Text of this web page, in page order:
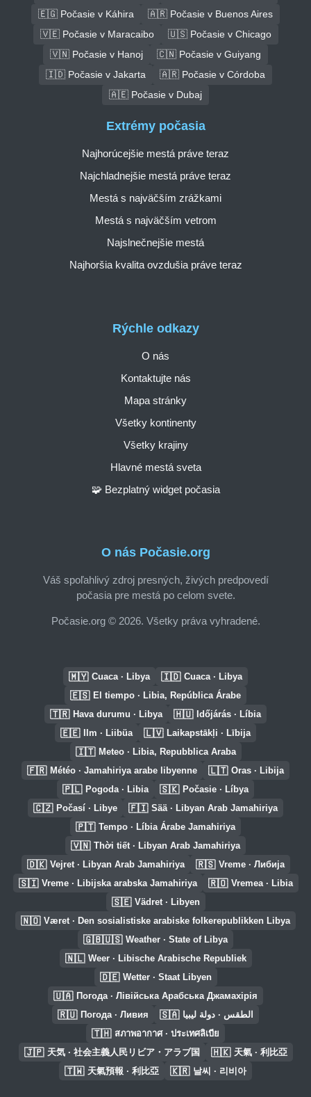
🇪🇬 Počasie v Káhira
🇦🇷 Počasie v Buenos Aires
🇻🇪 Počasie v Maracaibo
🇺🇸 Počasie v Chicago
🇻🇳 Počasie v Hanoj
🇨🇳 Počasie v Guiyang
🇮🇩 Počasie v Jakarta
🇦🇷 Počasie v Córdoba
🇦🇪 Počasie v Dubaj
O nás Počasie.org
Váš spoľahlivý zdroj presných, živých predpovedí
počasia pre mestá po celom svete.
Počasie.org © 2026. Všetky práva vyhradené.
Rýchle odkazy
O nás
Kontaktujte nás
Mapa stránky
Všetky kontinenty
Všetky krajiny
Hlavné mestá sveta
🧩 Bezplatný widget počasia
Extrémy počasia
Najhorúcejšie mestá práve teraz
Najchladnejšie mestá práve teraz
Mestá s najväčším zrážkami
Mestá s najväčším vetrom
Najslnečnejšie mestá
Najhoršia kvalita ovzdušia práve teraz
🇲🇾 Cuaca · Libya 🇮🇩 Cuaca · Libya
🇪🇸 El tiempo · Libia, República Árabe
🇹🇷 Hava durumu · Libya 🇭🇺 Időjárás · Líbia
🇪🇪 Ilm · Liibüa 🇱🇻 Laikapstākļi · Lībija
🇮🇹 Meteo · Libia, Repubblica Araba
🇫🇷 Météo · Jamahiriya arabe libyenne 🇱🇹 Oras · Libija
🇵🇱 Pogoda · Libia 🇸🇰 Počasie · Líbya
🇨🇿 Počasí · Libye 🇫🇮 Sää · Libyan Arab Jamahiriya
🇵🇹 Tempo · Líbia Árabe Jamahiriya
🇻🇳 Thời tiết · Libyan Arab Jamahiriya
🇩🇰 Vejret · Libyan Arab Jamahiriya 🇷🇸 Vreme · Либија
🇸🇮 Vreme · Libijska arabska Jamahiriya 🇷🇴 Vremea · Libia
🇸🇪 Vädret · Libyen
🇳🇴 Været · Den sosialistiske arabiske folkerepublikken Libya
🇬🇧🇺🇸 Weather · State of Libya
🇳🇱 Weer · Libische Arabische Republiek
🇩🇪 Wetter · Staat Libyen
🇺🇦 Погода · Лівійська Арабська Джамахірія
🇷🇺 Погода · Ливия 🇸🇦 الطقس · دولة ليبيا
🇹🇭 สภาพอากาศ · ประเทศลิเบีย
🇯🇵 天気 · 社会主義人民リビア・アラブ国 🇭🇰 天氣 · 利比亞
🇹🇼 天氣預報 · 利比亞 🇰🇷 날씨 · 리비아